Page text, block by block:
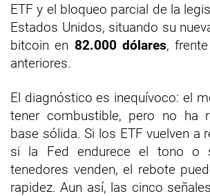
ETF y el bloqueo parcial de la
Estados Unidos, situando su
bitcoin en 82.000 dólares,
anteriores.
El diagnóstico es inequívoco: el
tener combustible, pero no ha
base sólida. Si los ETF vuelven a
si la Fed endurece el tono o
tenedores venden, el rebote
rapidez. Aun así, las cinco